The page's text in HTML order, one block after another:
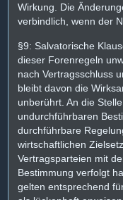
Wirkung. Die
verbindlich, wenn der
§9: Salvatorische
dieser Forenregeln
nach Vertragsschluss
bleibt davon die
unberührt. An die
undurchführbaren
durchführbare
wirtschaftlichen
Vertragsparteien mit
Bestimmung verfolgt
gelten entsprechend